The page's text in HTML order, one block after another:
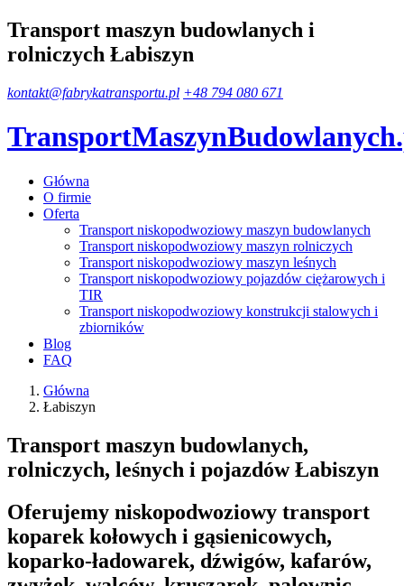
Transport maszyn budowlanych i
rolniczych Łabiszyn
kontakt@fabrykatransportu.pl +48 794 080 671
TransportMaszynBudowlanych
Główna
O firmie
Oferta
Transport niskopodwoziowy maszyn budowlanych
Transport niskopodwoziowy maszyn rolniczych
Transport niskopodwoziowy maszyn leśnych
Transport niskopodwoziowy pojazdów ciężarowych i
TIR
Transport niskopodwoziowy konstrukcji stalowych i
zbiorników
Blog
FAQ
Główna
Łabiszyn
Transport maszyn budowlanych,
rolniczych, leśnych i pojazdów Łabiszyn
Oferujemy niskopodwoziowy transport
koparek kołowych i gąsienicowych,
koparko-ładowarek, dźwigów, kafarów,